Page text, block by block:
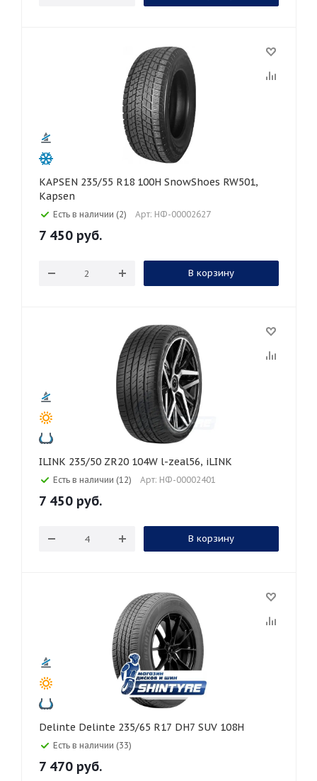
KAPSEN 235/55 R18 100H SnowShoes RW501,
Kapsen
Есть в наличии (2) Арт: НФ-00002627
7 450 руб.
В корзину
ILINK 235/50 ZR20 104W l-zeal56, iLINK
Есть в наличии (12) Арт: НФ-00002401
7 450 руб.
В корзину
Delinte Delinte 235/65 R17 DH7 SUV 108H
Есть в наличии (33)
7 470 руб.